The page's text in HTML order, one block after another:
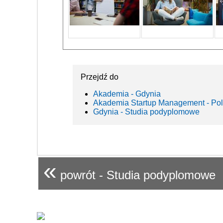
Przejdź do
Akademia - Gdynia
Akademia Startup Management -
Gdynia - Studia podyplomowe
« powrót - Studia podyplomowe